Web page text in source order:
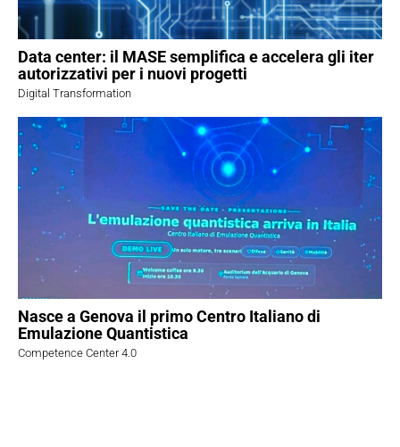
Data center: il MASE semplifica e accelera gli iter
autorizzativi per i nuovi progetti
Digital Transformation
Nasce a Genova il primo Centro Italiano di
Emulazione Quantistica
Competence Center 4.0